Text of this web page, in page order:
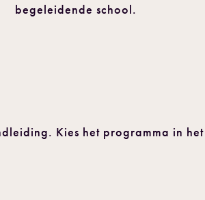
begeleidende school.
Kies het programma in het